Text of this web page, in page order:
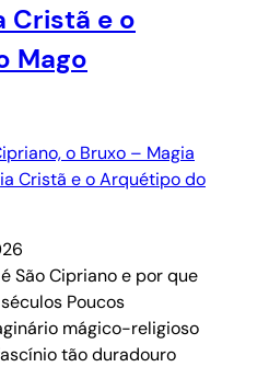
Cristã e o
Mago
São Cipriano e por que
Poucos
mágico-religioso
tão duradouro